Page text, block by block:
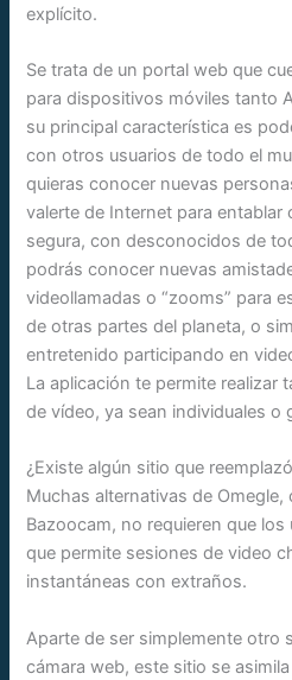
explícito.
Se trata de un portal web que
para dispositivos móviles tanto
su principal característica es
con otros usuarios de todo el
quieras conocer nuevas
valerte de Internet para entablar
segura, con desconocidos de
podrás conocer nuevas
videollamadas o “zooms” para
de otras partes del planeta, o
entretenido participando en
La aplicación te permite realizar
de vídeo, ya sean individuales o
¿Existe algún sitio que
Muchas alternativas de
Bazoocam, no requieren que
que permite sesiones de video
instantáneas con extraños.
Aparte de ser simplemente otro
cámara web, este sitio se